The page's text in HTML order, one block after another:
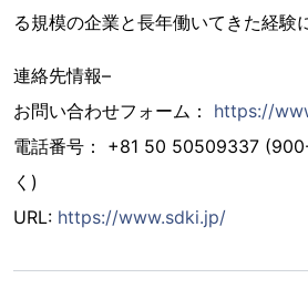
る規模の企業と長年働いてきた経験
連絡先情報–
お問い合わせフォーム： https://
電話番号： +81 50 50509337
く)
URL: https://www.sdki.jp/